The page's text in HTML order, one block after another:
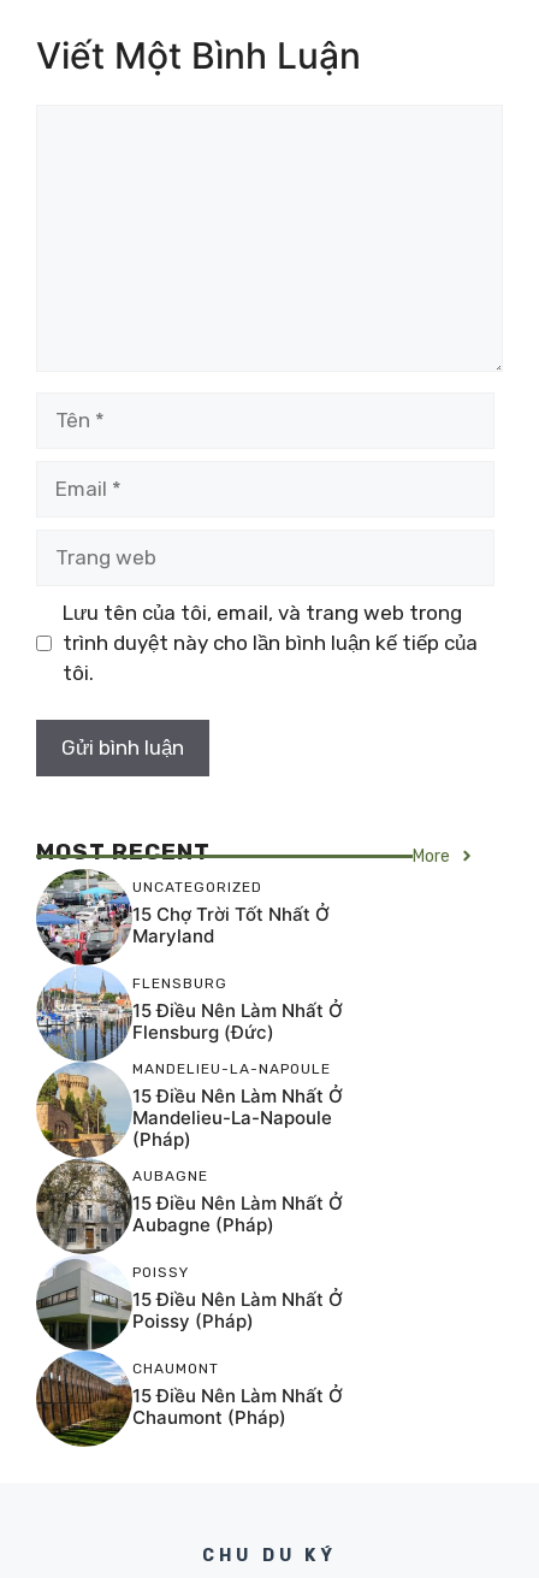
Viết Một Bình Luận
Lưu tên của tôi, email, và trang web trong
trình duyệt này cho lần bình luận kế tiếp của
tôi.
MOST RECENT More
UNCATEGORIZED
15 Chợ Trời Tốt Nhất Ở
Maryland
FLENSBURG
15 Điều Nên Làm Nhất Ở
Flensburg (Đức)
MANDELIEU-LA-NAPOULE
15 Điều Nên Làm Nhất Ở
Mandelieu-La-Napoule
(Pháp)
AUBAGNE
15 Điều Nên Làm Nhất Ở
Aubagne (Pháp)
POISSY
15 Điều Nên Làm Nhất Ở
Poissy (Pháp)
CHAUMONT
15 Điều Nên Làm Nhất Ở
Chaumont (Pháp)
CHU DU KÝ